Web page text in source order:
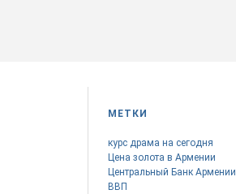
МЕТКИ
курс драма на сегодня
Цена золота в Армении
Центральный Банк Армении
ВВП